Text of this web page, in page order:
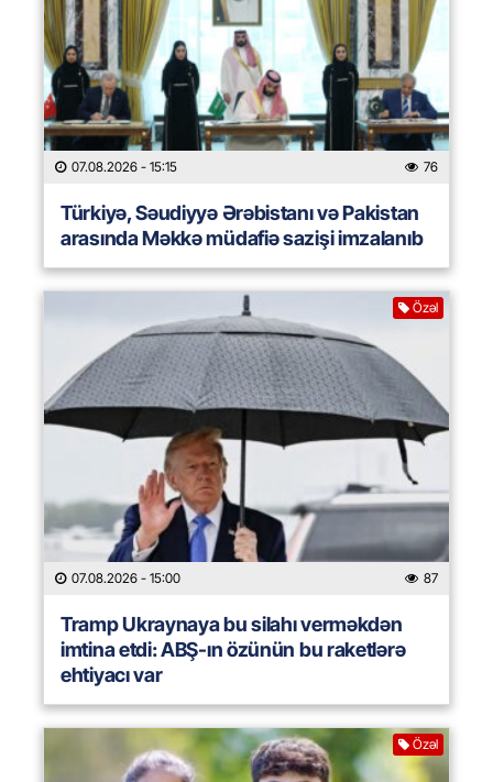
07.08.2026 - 15:15 76
Türkiyə, Səudiyyə Ərəbistanı və Pakistan
arasında Məkkə müdafiə sazişi imzalanıb
Özəl
07.08.2026 - 15:00 87
Tramp Ukraynaya bu silahı verməkdən
imtina etdi: ABŞ-ın özünün bu raketlərə
ehtiyacı var
Özəl